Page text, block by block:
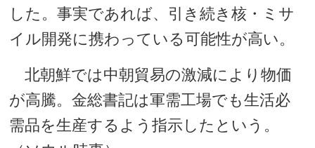
した。事実であれば、引き続き核・ミサ
イル開発に携わっている可能性が高い。
北朝鮮では中朝貿易の激減により物価
が高騰。金総書記は軍需工場でも生活必
需品を生産するよう指示したという。